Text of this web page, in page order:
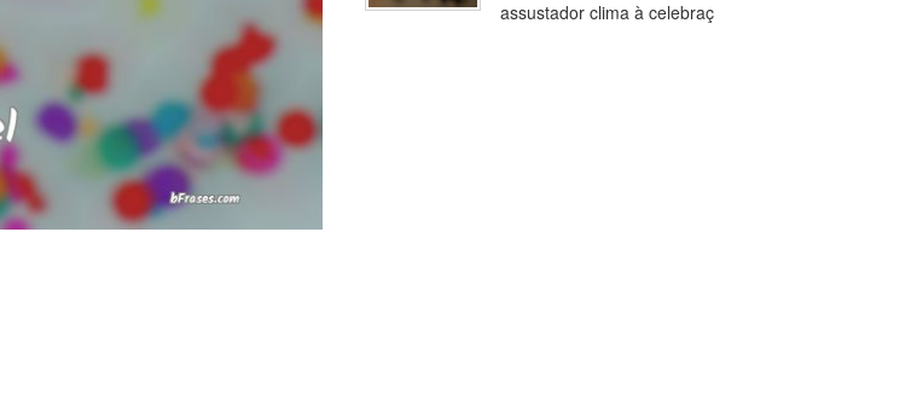
assustador clima à celebraç